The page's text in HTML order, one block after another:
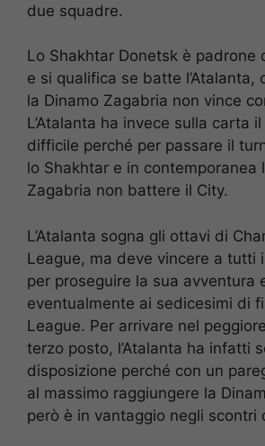
due squadre.
Lo Shakhtar Donetsk è padrone
e si qualifica se batte l’Atalanta,
la Dinamo Zagabria non vince
L’Atalanta ha invece sulla carta
difficile perché per passare il
lo Shakhtar e in contemporanea
Zagabria non battere il City.
L’Atalanta sogna gli ottavi di
League, ma deve vincere a tutti
per proseguire la sua avventura
eventualmente ai sedicesimi di
League. Per arrivare nel
terzo posto, l’Atalanta ha infatti
disposizione perché con un
al massimo raggiungere la
però è in vantaggio negli scontri